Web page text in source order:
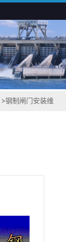
>钢制闸门安装维